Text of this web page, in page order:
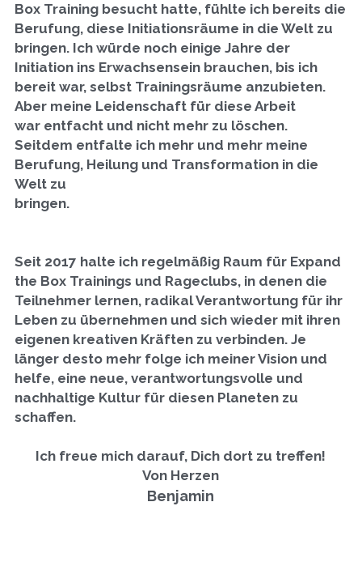
Box Training besucht hatte, fühlte ich bereits die
Berufung, diese Initiationsräume in die Welt zu
bringen. Ich würde noch einige Jahre der
Initiation ins Erwachsensein brauchen, bis ich
bereit war, selbst Trainingsräume anzubieten.
Aber meine Leidenschaft für diese Arbeit
war entfacht und nicht mehr zu löschen.
Seitdem entfalte ich mehr und mehr meine
Berufung, Heilung und Transformation in die
Welt zu
bringen.
Seit 2017 halte ich regelmäßig Raum für Expand
the Box Trainings und Rageclubs, in denen die
Teilnehmer lernen, radikal Verantwortung für ihr
Leben zu übernehmen und sich wieder mit ihren
eigenen kreativen Kräften zu verbinden. Je
länger desto mehr folge ich meiner Vision und
helfe, eine neue, verantwortungsvolle und
nachhaltige Kultur für diesen Planeten zu
schaffen.
Ich freue mich darauf, Dich dort zu treffen!
Von Herzen
Benjamin